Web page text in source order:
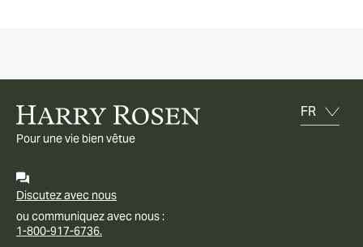
Pour une vie bien vêtue
Discutez avec nous
ou communiquez avec nous :
1-800-917-6736.